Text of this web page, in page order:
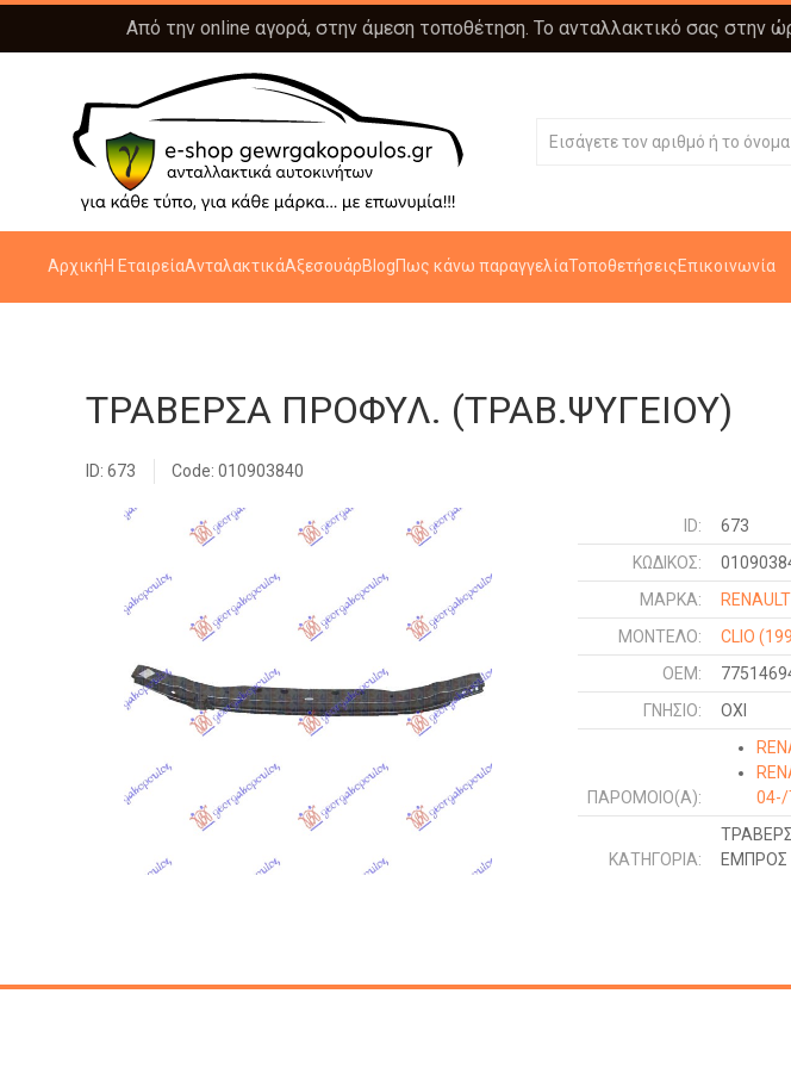
Από την online αγορά, στην άμεση τοποθέτηση. Το ανταλλακτικό σας στην
ΑρχικήΗ ΕταιρείαΑνταλακτικάΑξεσουάρBlogΠως κάνω παραγγελίαΤοποθετήσειςΕπικοινωνία
ΤΡΑΒΕΡΣΑ ΠΡΟΦΥΛ. (ΤΡΑΒ.ΨΥΓΕΙΟΥ)
ID: 673 Code: 010903840
ID:
673
ΚΩΔΙΚΌΣ:
ΜΑΡΚΑ:
RENAULT
ΜΟΝΤΕΛΟ:
CLIO
OEM:
ΓΝΉΣΙΟ:
ΟΧΙ
ΠΑΡΌΜΟΙΟ(Α):
04-/
ΚΑΤΗΓΟΡΊΑ:
ΕΜΠΡΟΣ